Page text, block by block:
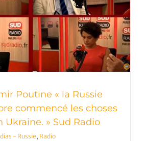
Poutine « la Russie
commencé les choses
Ukraine. » Sud Radio
- Russie, Radio